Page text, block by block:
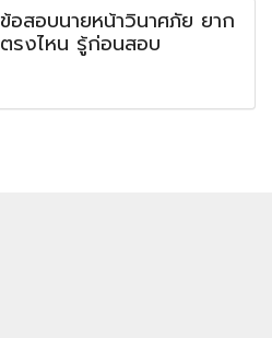
ข้อสอบนายหน้าวินาศภัย ยาก
ตรงไหน รู้ก่อนสอบ